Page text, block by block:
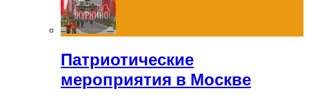
Патриотические
мероприятия в Москве